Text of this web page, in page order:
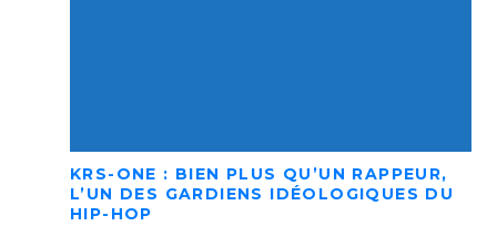
KRS-ONE : BIEN PLUS QU’UN RAPPEUR,
L’UN DES GARDIENS IDÉOLOGIQUES DU
HIP-HOP